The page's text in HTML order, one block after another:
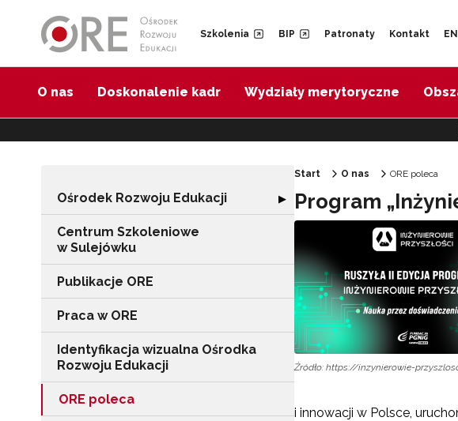
Szkolenia BIP Patronaty Kontakt EN
O nas Doskonalenie kadr Wydziały merytoryczne
Ośrodek Rozwoju Edukacji Rozwiń sekcję "Ośrodek Rozwoju
▶
Centrum Szkoleniowe
w Sulejówku
Publikacje ORE
Praca w ORE
Identyfikacja wizualna Ośrodka
Rozwoju Edukacji
ORE poleca
Start O nas ORE poleca
Program
Źródło: https://inzynierowie-
i innowacji w Polsce,